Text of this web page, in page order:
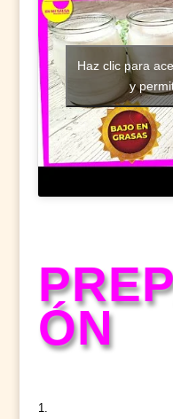
Haz clic para
y
ÓN